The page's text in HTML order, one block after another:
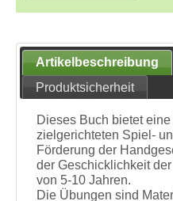
Artikelbeschreibung
Produktsicherheit
Dieses Buch bietet
zielgerichteten Spiel-
Förderung der
der Geschicklichkeit
von 5-10 Jahren.
Die Übungen sind